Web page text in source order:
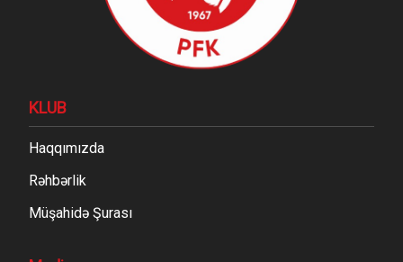
KLUB
Haqqımızda
Rəhbərlik
Müşahidə Şurası